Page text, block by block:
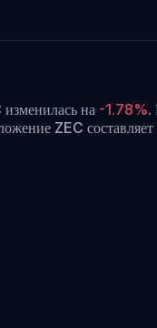
на -1.78%.
ZEC